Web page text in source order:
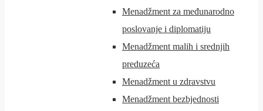
Menadžment za međunarodno
poslovanje i diplomatiju
Menadžment malih i srednjih
preduzeća
Menadžment u zdravstvu
Menadžment bezbjednosti